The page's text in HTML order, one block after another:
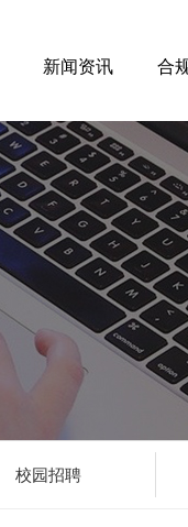
新闻资讯 合
校园招聘